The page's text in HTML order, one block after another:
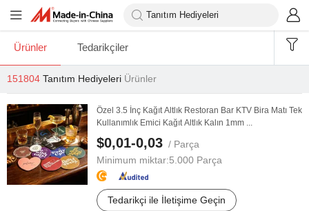
Ürünler Tedarikçiler
151804 Tanıtım Hediyeleri Ürünler
Özel 3.5 İnç Kağıt Altlık Restoran Bar KTV Bira Matı Tek
Kullanımlık Emici Kağıt Altlık Kalın 1mm ...
$0,01-0,03 / Parça
Minimum miktar:5.000 Parça
Tedarikçi ile İletişime Geçin